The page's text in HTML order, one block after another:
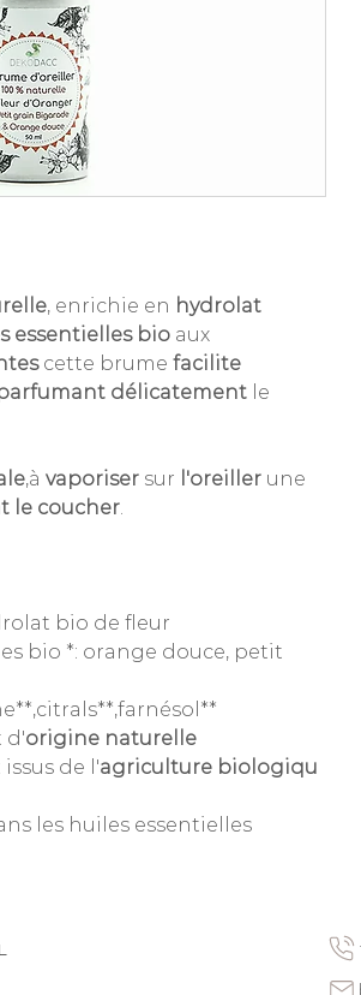
, enrichie en hydrolat
essentielles bio aux
cette brume facilite
délicatement le
,à vaporiser sur l'oreiller une
le coucher.
bio de fleur
bio *: orange douce, petit
d'origine naturelle
de l'agriculture biologiqu
les huiles essentielles